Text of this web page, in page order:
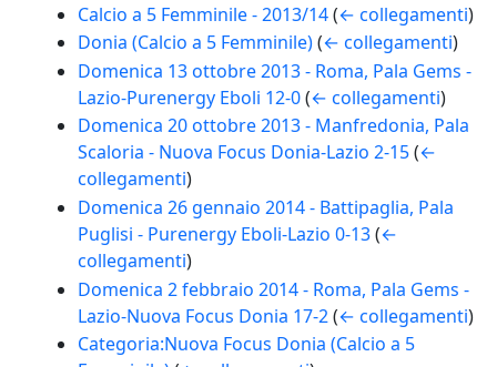
Calcio a 5 Femminile - 2013/14 (← collegamenti)
Donia (Calcio a 5 Femminile) (← collegamenti)
Domenica 13 ottobre 2013 - Roma, Pala Gems -
Lazio-Purenergy Eboli 12-0 (← collegamenti)
Domenica 20 ottobre 2013 - Manfredonia, Pala
Scaloria - Nuova Focus Donia-Lazio 2-15 (←
collegamenti)
Domenica 26 gennaio 2014 - Battipaglia, Pala
Puglisi - Purenergy Eboli-Lazio 0-13 (←
collegamenti)
Domenica 2 febbraio 2014 - Roma, Pala Gems -
Lazio-Nuova Focus Donia 17-2 (← collegamenti)
Categoria:Nuova Focus Donia (Calcio a 5